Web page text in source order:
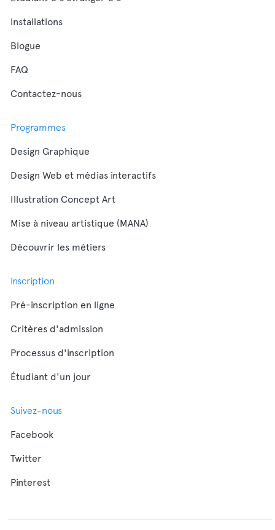
Installations
Blogue
FAQ
Contactez-nous
Programmes
Design Graphique
Design Web et médias interactifs
Illustration Concept Art
Mise à niveau artistique (MANA)
Découvrir les métiers
Inscription
Pré-inscription en ligne
Critères d'admission
Processus d'inscription
Étudiant d'un jour
Suivez-nous
Facebook
Twitter
Pinterest